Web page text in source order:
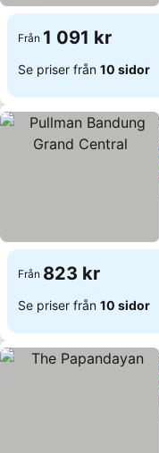
Från 1 091 kr
Se priser från 10 sidor
Från 823 kr
Se priser från 10 sidor